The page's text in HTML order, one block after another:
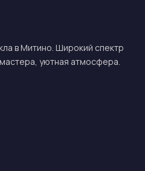
в Митино. Широкий спектр
уютная атмосфера.